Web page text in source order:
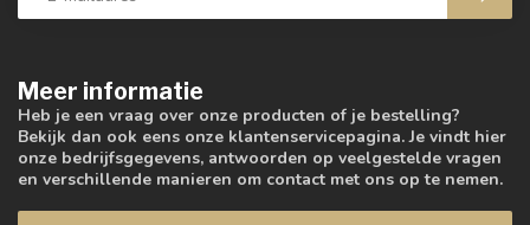
Meer informatie
Heb je een vraag over onze producten of je bestelling?
Bekijk dan ook eens onze klantenservicepagina. Je vindt hier
onze bedrijfsgegevens, antwoorden op veelgestelde vragen
en verschillende manieren om contact met ons op te nemen.